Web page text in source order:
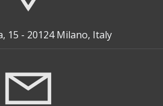
15 - 20124 Milano, Italy